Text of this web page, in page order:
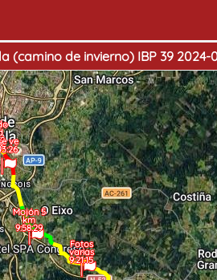
(camino de invierno) IBP 39 2024-
Fotos
varias
9:21:15
Mojón 5
km
9:58:29
ve